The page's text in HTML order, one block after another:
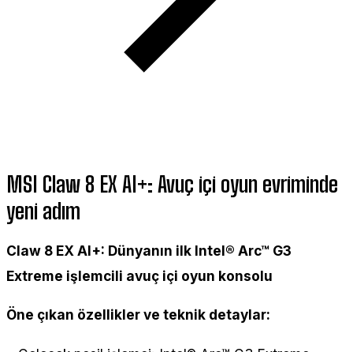
MSI Claw 8 EX AI+: Avuç içi oyun evriminde
yeni adım
Claw 8 EX AI+: Dünyanın ilk Intel® Arc™ G3
Extreme işlemcili avuç içi oyun konsolu
Öne çıkan özellikler ve teknik detaylar: